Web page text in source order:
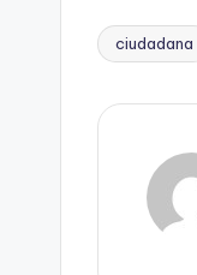
Etiquetas:
ciudadana